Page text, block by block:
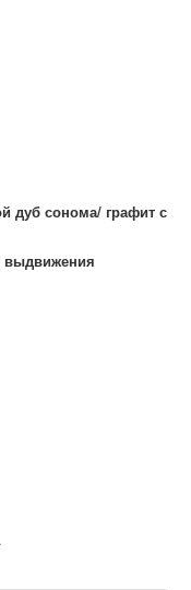
дуб сонома/ графит с
выдвижения